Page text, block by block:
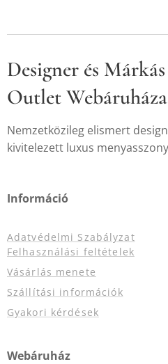
Designer és
Outlet Webáruháza
Nemzetközileg elismert
kivitelezett luxus
Információ
Adatvédelmi Szabályzat
Felhasználási feltételek
Vásárlás menete
Szállítási információk
Gyakori kérdések
Webáruház